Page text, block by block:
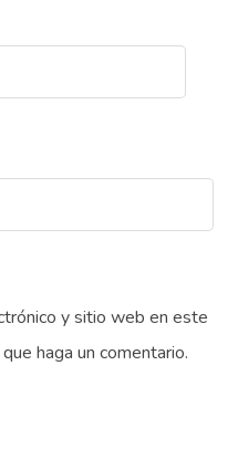
y sitio web en este
haga un comentario.